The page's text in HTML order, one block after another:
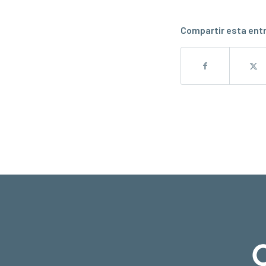
Compartir esta